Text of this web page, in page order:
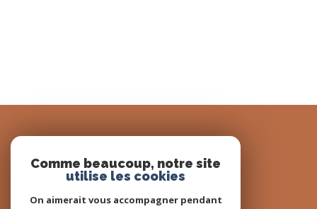
L'AGENCE
Nous contacter
Comme beaucoup, notre site
utilise les cookies
On aimerait vous accompagner pendant